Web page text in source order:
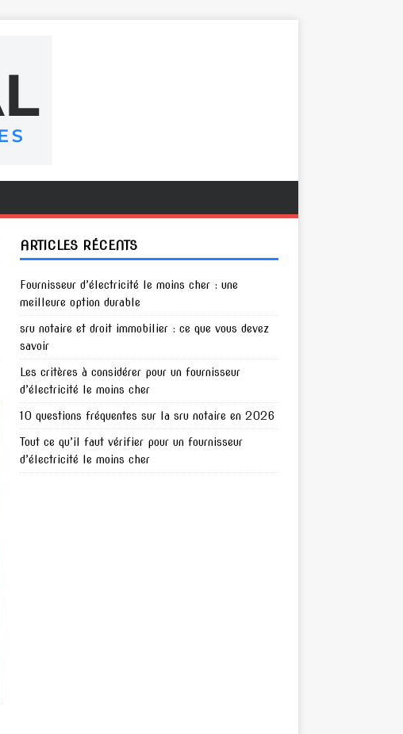
ARTICLES RÉCENTS
Fournisseur d’électricité le moins cher : une
meilleure option durable
sru notaire et droit immobilier : ce que vous devez
savoir
Les critères à considérer pour un fournisseur
d’électricité le moins cher
10 questions fréquentes sur la sru notaire en 2026
Tout ce qu’il faut vérifier pour un fournisseur
d’électricité le moins cher